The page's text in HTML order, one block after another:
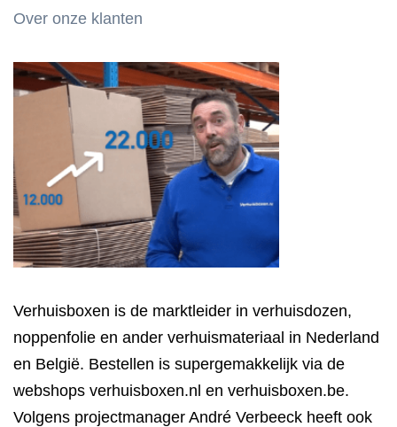
Over onze klanten
Verhuisboxen is de marktleider in verhuisdozen,
noppenfolie en ander verhuismateriaal in Nederland
en België. Bestellen is supergemakkelijk via de
webshops verhuisboxen.nl en verhuisboxen.be.
Volgens projectmanager André Verbeeck heeft ook